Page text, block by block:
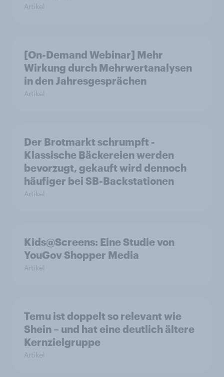
Artikel
[On-Demand Webinar] Mehr
Wirkung durch Mehrwertanalysen
in den Jahresgesprächen
Artikel
Der Brotmarkt schrumpft -
Klassische Bäckereien werden
bevorzugt, gekauft wird dennoch
häufiger bei SB-Backstationen
Artikel
Kids@Screens: Eine Studie von
YouGov Shopper Media
Artikel
Temu ist doppelt so relevant wie
Shein – und hat eine deutlich ältere
Kernzielgruppe
Artikel